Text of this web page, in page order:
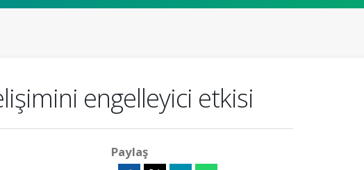
engelleyici etkisi
Paylaş